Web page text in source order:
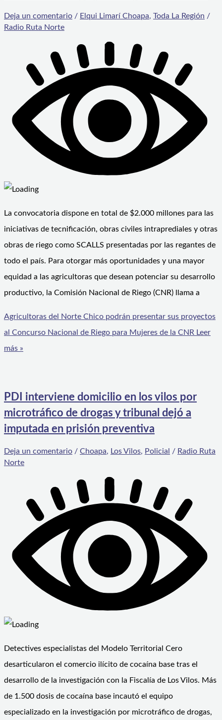
Deja un comentario / Elqui Limarí Choapa, Toda La Región /
Radio Ruta Norte
La convocatoria dispone en total de $2.000 millones para las
iniciativas de tecnificación, obras civiles intraprediales y otras
obras de riego como SCALLS presentadas por las regantes de
todo el país. Para otorgar más oportunidades y una mayor
equidad a las agricultoras que desean potenciar su desarrollo
productivo, la Comisión Nacional de Riego (CNR) llama a
Agricultoras del Norte Chico podrán presentar sus proyectos
al Concurso Nacional de Riego para Mujeres de la CNR Leer
más »
PDI interviene domicilio en los vilos por
microtráfico de drogas y tribunal dejó a
imputada en prisión preventiva
Deja un comentario / Choapa, Los Vilos, Policial / Radio Ruta
Norte
Detectives especialistas del Modelo Territorial Cero
desarticularon el comercio ilícito de cocaína base tras el
desarrollo de la investigación con la Fiscalía de Los Vilos. Más
de 1.500 dosis de cocaína base incautó el equipo
especializado en la investigación por microtráfico de drogas,